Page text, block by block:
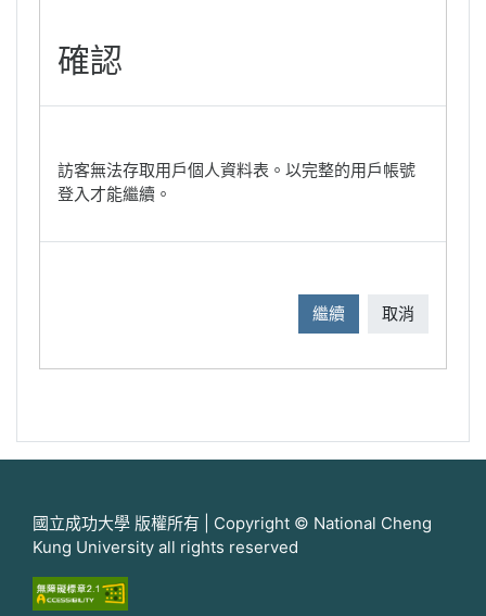
確認
訪客無法存取用戶個人資料表。以完整的用戶帳號
登入才能繼續。
繼續 取消
國立成功大學 版權所有 | Copyright © National Cheng
Kung University all rights reserved